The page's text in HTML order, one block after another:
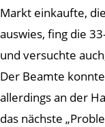
Markt einkaufte,
auswies, fing die
und versuchte
Der Beamte
allerdings an der
das nächste